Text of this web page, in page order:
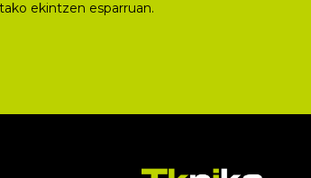
ekintzen esparruan.